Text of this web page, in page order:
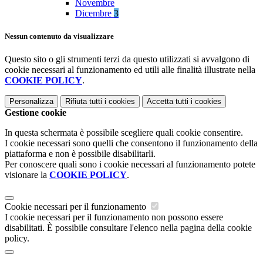
Novembre
Dicembre 3
Nessun contenuto da visualizzare
Questo sito o gli strumenti terzi da questo utilizzati si avvalgono di
cookie necessari al funzionamento ed utili alle finalità illustrate nella
COOKIE POLICY.
Personalizza Rifiuta tutti i cookies Accetta tutti i cookies
Gestione cookie
In questa schermata è possibile scegliere quali cookie consentire.
I cookie necessari sono quelli che consentono il funzionamento della
piattaforma e non è possibile disabilitarli.
Per conoscere quali sono i cookie necessari al funzionamento potete
visionare la COOKIE POLICY.
Cookie necessari per il funzionamento
I cookie necessari per il funzionamento non possono essere
disabilitati. È possibile consultare l'elenco nella pagina della cookie
policy.